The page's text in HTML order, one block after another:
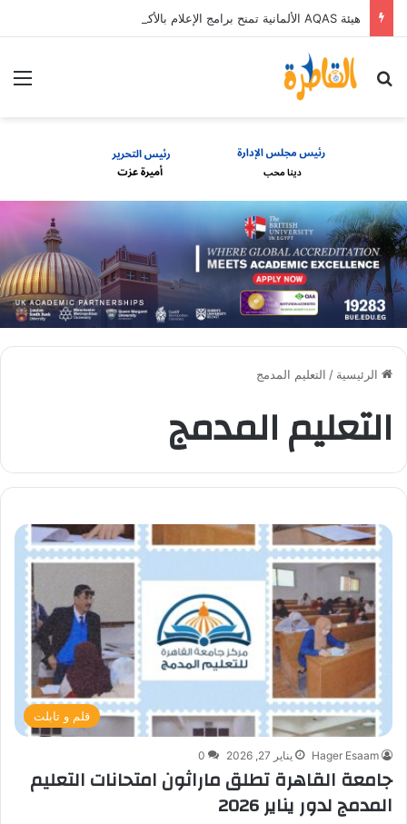
بحث عن
الرئيسية / التعليم المدمج
التعليم المدمج
قلم و تابلت
Hager Esaam يناير 27, 2026 0
جامعة القاهرة تطلق ماراثون امتحانات التعليم
المدمج لدور يناير 2026